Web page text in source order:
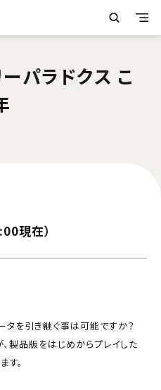
パラドクス こ
現在）
タを引き継ぐ事は可能ですか？
製品版をはじめからプレイした
す。